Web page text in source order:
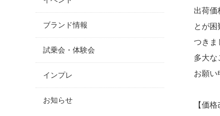
出荷価
とが困
つきま
多大な
お願い
【価格
ブランド情報
試乗会・体験会
インプレ
お知らせ